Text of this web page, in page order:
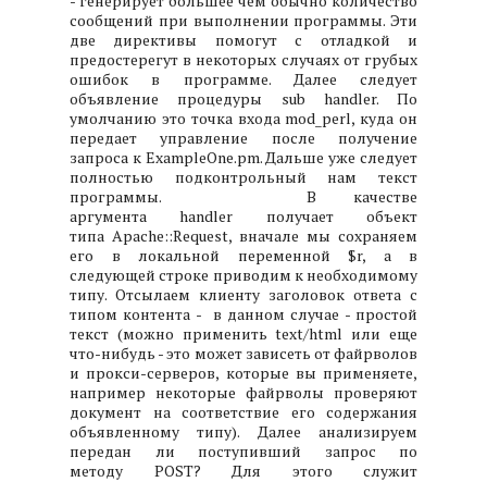
сообщений при выполнении программы. Эти
две директивы помогут с отладкой и
предостерегут в некоторых случаях от грубых
ошибок в программе. Далее следует
объявление процедуры sub handler. По
умолчанию это точка входа mod_perl, куда он
передает управление после получение
запроса к ExampleOne.pm. Дальше уже следует
полностью подконтрольный нам текст
программы. В качестве
аргумента handler получает объект
типа Apache::Request, вначале мы сохраняем
его в локальной переменной $r, а в
следующей строке приводим к необходимому
типу. Отсылаем клиенту заголовок ответа с
типом контента - в данном случае - простой
текст (можно применить text/html или еще
что-нибудь - это может зависеть от файрволов
и прокси-серверов, которые вы применяете,
например некоторые файрволы проверяют
документ на соответствие его содержания
объявленному типу). Далее анализируем
передан ли поступивший запрос по
методу POST? Для этого служит